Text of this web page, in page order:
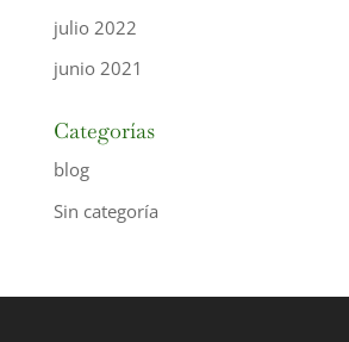
julio 2022
junio 2021
Categorías
blog
Sin categoría